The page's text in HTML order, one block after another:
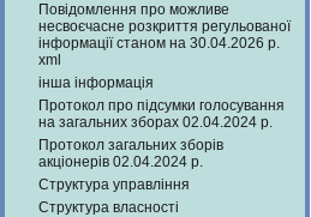
Повідомлення про можливе
несвоєчасне розкриття регульованої
інформації станом на 30.04.2026 р.
xml
інша інформація
Протокол про підсумки голосування
на загальних зборах 02.04.2024 р.
Протокол загальних зборів
акціонерів 02.04.2024 р.
Структура управління
Структура власності